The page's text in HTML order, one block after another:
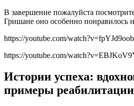
В завершение пожалуйста
Гришане оно особенно понравилось
https://youtube.com/
https://youtube.com/
Истории успеха:
примеры реабилитации